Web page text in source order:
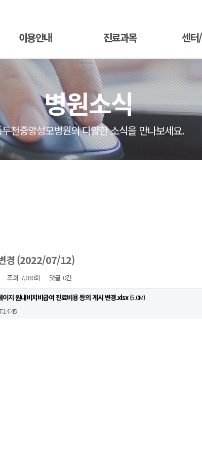
이용안내 진료과목 센터
병원소식
천중앙성모병원의 다양한 소식을 만나보세요.
경 (2022/07/12)
조회 7,030회 댓글 0건
지 원내비치비급여 진료비용 등의 게시 변경.xlsx(5.0M)